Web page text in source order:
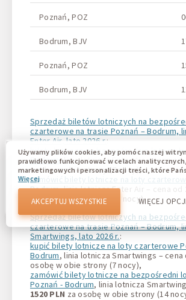
Poznań, POZ
Bodrum, BJV
Poznań, POZ
Bodrum, BJV
Sprzedaż biletów lotniczych na
czarterowe na trasie Poznań – Bodrum,
Enter Air, lato 2026 r.:
bilety lotnicze na bezpośrednie loty na
Bodrum , linia lotnicza Enter Air – cena od
osobę w obie strony (7 nocy),
zamówić bilety lotnicze na loty
Bodrum, linia lotnicza Enter Air – cena od
osobę w obie strony (14 nocy).
Sprzedaż biletów lotniczych na
czarterowe na trasie Poznań – Bodrum,
Smartwings, lato 2026 r.:
kupić bilety lotnicze na loty czarterowe
Bodrum, linia lotnicza Smartwings – cena
osobę w obie strony (7 nocy),
zamówić bilety lotnicze na bezpośredni
Poznań - Bodrum, linia lotnicza
1520 PLN za osobę w obie strony (14
Używamy plików cookies, aby pomóc naszej
prawidłowo funkcjonować w celach analitycznych,
marketingowych i personalizacji treści, które
wyświetlają się. Pliki cookie umożliwiają nam
Państwa od innych użytkowników naszej witryny.
Zrozumienie, w jaki sposób korzystacie z naszej
pomaga nam zapewnić Wam jak najlepsze
wprowadzać zmiany w celu ulepszenia naszej
przyszłości. Wy wyrażacie zgodę na używanie
tych plików cookie. Wy możecie zaktualizować
preferencje, klikając przycisk ustawień plików
dowolnym momencie, przechodząc do naszej
plików cookies.
Więcej
AKCEPTUJ WSZYSTKIE WIĘCEJ OPCJI